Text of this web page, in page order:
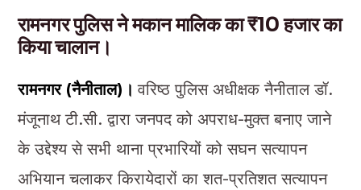
रामनगर पुलिस ने मकान मालिक का ₹10 हजार का
किया चालान।
रामनगर (नैनीताल)।वरिष्ठ पुलिस अधीक्षक नैनीताल डॉ.
मंजूनाथ टी.सी. द्वारा जनपद को अपराध-मुक्त बनाए जाने
के उद्देश्य से सभी थाना प्रभारियों को सघन सत्यापन
अभियान चलाकर किरायेदारों का शत-प्रतिशत सत्यापन